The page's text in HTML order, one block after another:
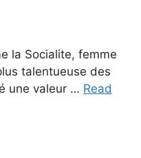
la Socialite, femme
talentueuse des
une valeur … Read